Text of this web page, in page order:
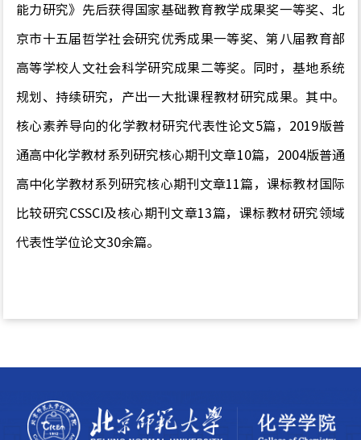
能力研究》先后获得国家基础教育教学成果奖一等奖、北
京市十五届哲学社会研究优秀成果一等奖、第八届教育部
高等学校人文社会科学研究成果二等奖。同时，基地系统
规划、持续研究，产出一大批课程教材研究成果。其中。
核心素养导向的化学教材研究代表性论文5篇， 2019版普
通高中化学教材系列研究核心期刊文章10篇， 2004版普通
高中化学教材系列研究核心期刊文章11 篇， 课标教材 国际
比较研究CSSCI 及核心期刊文章13篇， 课标教材研究领域
代表性学位论文30余篇。